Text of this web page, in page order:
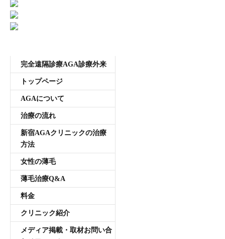
完全遠隔診療AGA診療外来
トップページ
AGAについて
治療の流れ
新宿AGAクリニックの治療
方法
女性の薄毛
薄毛治療Q&A
料金
クリニック紹介
メディア掲載・取材お問い合